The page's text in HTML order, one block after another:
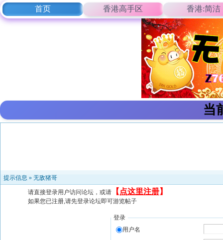
首页 香港高手区 香港:简洁
当
提示信息 » 无敌猪哥
请直接登录用户访问论坛，或请 【 点这里注册】
如果您已注册,请先登录论坛即可游览帖子
登录
用户名